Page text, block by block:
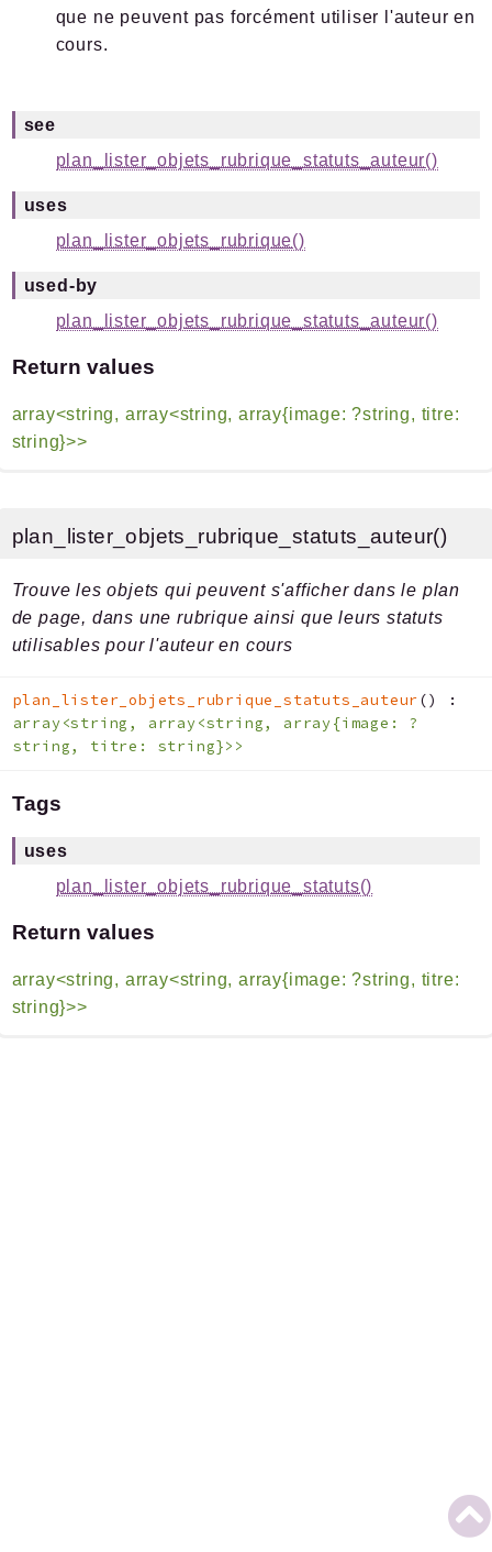
que ne peuvent pas forcément utiliser l'auteur en
cours.
see
plan_lister_objets_rubrique_statuts_auteur()
uses
plan_lister_objets_rubrique()
used-by
plan_lister_objets_rubrique_statuts_auteur()
Return values
array<string, array<string, array{image: ?string, titre:
string}>>
plan_lister_objets_rubrique_statuts_auteur()
Trouve les objets qui peuvent s'afficher dans le plan
de page, dans une rubrique ainsi que leurs statuts
utilisables pour l'auteur en cours
plan_lister_objets_rubrique_statuts_auteur()
:
array<string, array<string, array{image: ?
string, titre: string}>>
Tags
uses
plan_lister_objets_rubrique_statuts()
Return values
array<string, array<string, array{image: ?string, titre:
string}>>